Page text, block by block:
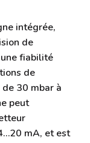
intégrée,
de
fiabilité
de
30 mbar à
peut
mA, et est